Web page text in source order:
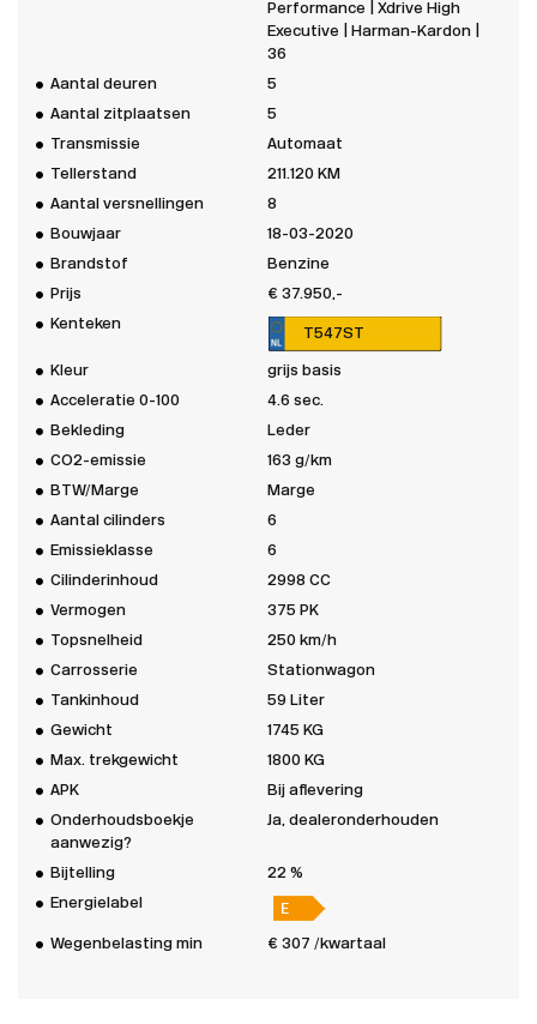
Performance | Xdrive High
Executive | Harman-Kardon |
36
Aantal deuren
5
Aantal zitplaatsen
5
Transmissie
Automaat
Tellerstand
211.120 KM
Aantal versnellingen
8
Bouwjaar
18-03-2020
Brandstof
Benzine
Prijs
€ 37.950,-
Kenteken
T547ST
Kleur
grijs basis
Acceleratie 0-100
4.6 sec.
Bekleding
Leder
CO2-emissie
163 g/km
BTW/Marge
Marge
Aantal cilinders
6
Emissieklasse
6
Cilinderinhoud
2998 CC
Vermogen
375 PK
Topsnelheid
250 km/h
Carrosserie
Stationwagon
Tankinhoud
59 Liter
Gewicht
1745 KG
Max. trekgewicht
1800 KG
APK
Bij aflevering
Onderhoudsboekje
aanwezig?
Ja, dealeronderhouden
Bijtelling
22 %
Energielabel
Wegenbelasting min € 307 /kwartaal